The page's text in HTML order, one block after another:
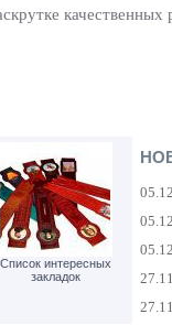
Список интересных
закладок